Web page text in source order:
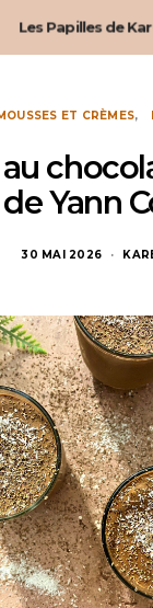
Les Papilles de
ET CRÈMES
Yann
30 MAI 2026